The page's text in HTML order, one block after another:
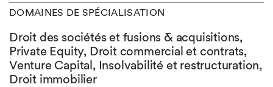
DOMAINES DE SPÉCIALISATION
Droit des sociétés et fusions & acquisitions,
Private Equity, Droit commercial et contrats,
Venture Capital, Insolvabilité et restructuration,
Droit immobilier